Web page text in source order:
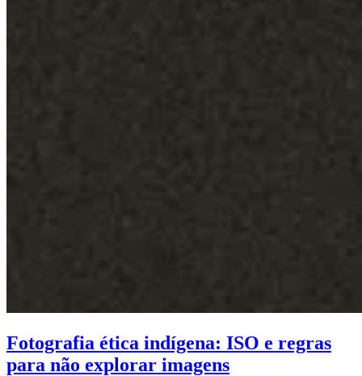
Fotografia ética indígena: ISO e regras
para não explorar imagens